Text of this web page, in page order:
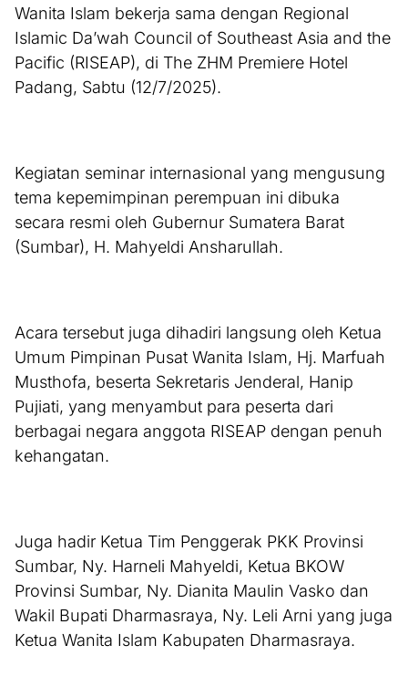
Wanita Islam bekerja sama dengan Regional
Islamic Da’wah Council of Southeast Asia and the
Pacific (RISEAP), di The ZHM Premiere Hotel
Padang, Sabtu (12/7/2025).
Kegiatan seminar internasional yang mengusung
tema kepemimpinan perempuan ini dibuka
secara resmi oleh Gubernur Sumatera Barat
(Sumbar), H. Mahyeldi Ansharullah.
Acara tersebut juga dihadiri langsung oleh Ketua
Umum Pimpinan Pusat Wanita Islam, Hj. Marfuah
Musthofa, beserta Sekretaris Jenderal, Hanip
Pujiati, yang menyambut para peserta dari
berbagai negara anggota RISEAP dengan penuh
kehangatan.
Juga hadir Ketua Tim Penggerak PKK Provinsi
Sumbar, Ny. Harneli Mahyeldi, Ketua BKOW
Provinsi Sumbar, Ny. Dianita Maulin Vasko dan
Wakil Bupati Dharmasraya, Ny. Leli Arni yang juga
Ketua Wanita Islam Kabupaten Dharmasraya.